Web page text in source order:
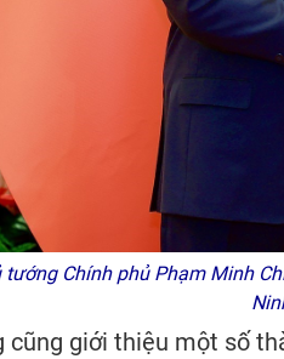
tướng Chính phủ Phạm Minh
cũng giới thiệu một số